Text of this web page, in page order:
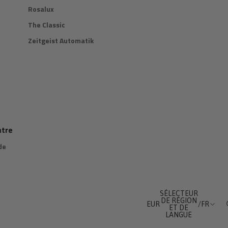
Rosalux
The Classic
Zeitgeist Automatik
EUR
SÉLECTEUR
DE RÉGION
ET DE
LANGUE
/FR